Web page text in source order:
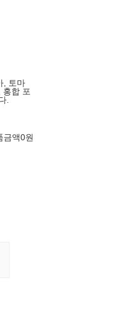
, 토마
합 포
.
금액0원